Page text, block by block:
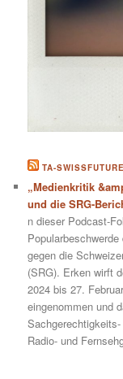
TA-
„Medienkritik
und die SRG-
n dieser Podcast-
gegen die
(SRG). Erken wirft
2024 bis 27.
eingenommen und
Radio- und